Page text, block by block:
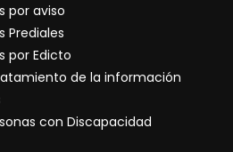
por aviso
Prediales
por Edicto
de la información
con Discapacidad